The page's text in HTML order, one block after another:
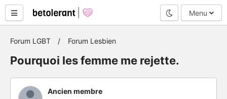
Mode nuit
Menu
Forum LGBT Forum Lesbien
Pourquoi les femme me rejette.
Ancien membre